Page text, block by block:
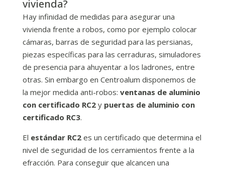
vivienda?
Hay infinidad de medidas para asegurar una
vivienda frente a robos, como por ejemplo colocar
cámaras, barras de seguridad para las persianas,
piezas específicas para las cerraduras, simuladores
de presencia para ahuyentar a los ladrones, entre
otras. Sin embargo en Centroalum disponemos de
la mejor medida anti-robos: ventanas de aluminio
con certificado RC2y puertas de aluminio con
certificado RC3.
El estándar RC2es un certificado que determina el
nivel de seguridad de los cerramientos frente a la
efracción. Para conseguir que alcancen una